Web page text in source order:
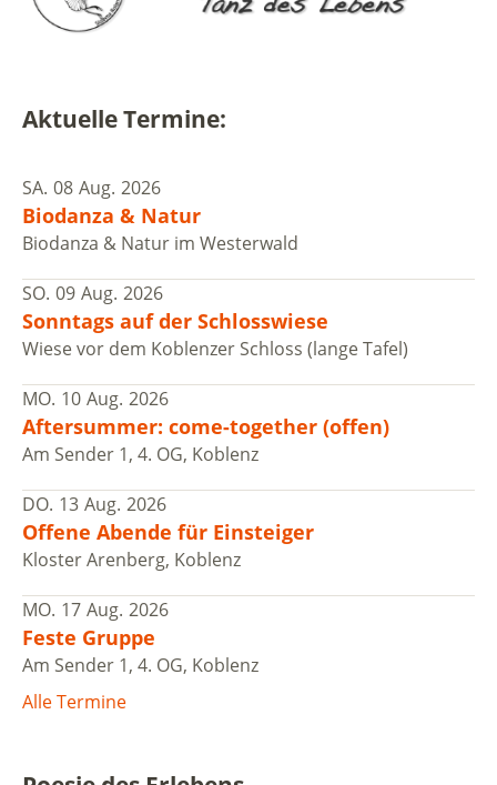
Aktuelle Termine:
SA. 08 Aug. 2026
Biodanza & Natur
Biodanza & Natur im Westerwald
SO. 09 Aug. 2026
Sonntags auf der Schlosswiese
Wiese vor dem Koblenzer Schloss (lange Tafel)
MO. 10 Aug. 2026
Aftersummer: come-together (offen)
Am Sender 1, 4. OG, Koblenz
DO. 13 Aug. 2026
Offene Abende für Einsteiger
Kloster Arenberg, Koblenz
MO. 17 Aug. 2026
Feste Gruppe
Am Sender 1, 4. OG, Koblenz
Alle Termine